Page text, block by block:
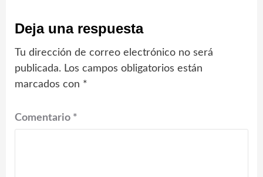
Deja una respuesta
Tu dirección de correo electrónico no será
publicada. Los campos obligatorios están
marcados con *
Comentario *